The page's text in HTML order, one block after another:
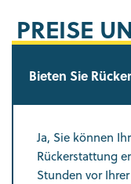
PREISE
Bieten Sie
Ja, Sie können
Rückerstattung
Stunden vor